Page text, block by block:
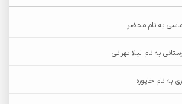
به نام محضر
به نام لیلا تهرانی
به نام خاپوره